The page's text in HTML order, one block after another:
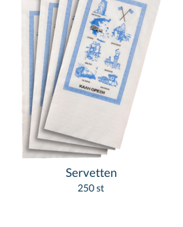
Servetten
250 st